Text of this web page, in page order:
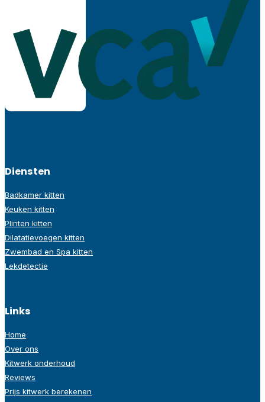
Diensten
Badkamer kitten
Keuken kitten
Plinten kitten
Dilatatievoegen kitten
Zwembad en Spa kitten
Lekdetectie
Links
Home
Over ons
Kitwerk onderhoud
Reviews
Prijs kitwerk berekenen